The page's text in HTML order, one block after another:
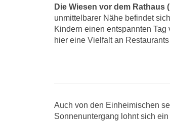
Die Wiesen vor dem Rathaus
unmittelbarer Nähe befindet
Kindern einen entspannten
hier eine Vielfalt an
Auch von den Einheimischen
Sonnenuntergang lohnt sich